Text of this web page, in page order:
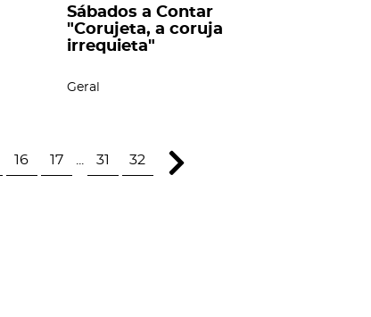
Sábados a Contar
"Corujeta, a coruja
irrequieta"
Geral
16 17 31 32